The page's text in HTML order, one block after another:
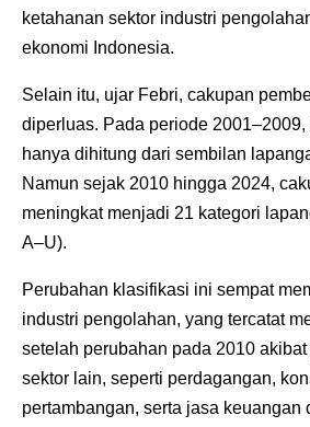
ketahanan sektor industri
ekonomi Indonesia.
Selain itu, ujar Febri, cakupan
diperluas. Pada periode 2001–2009,
hanya dihitung dari sembilan
Namun sejak 2010 hingga 2024,
meningkat menjadi 21 kategori
A–U).
Perubahan klasifikasi ini sempat
industri pengolahan, yang tercatat
setelah perubahan pada 2010
sektor lain, seperti perdagangan,
pertambangan, serta jasa keuangan